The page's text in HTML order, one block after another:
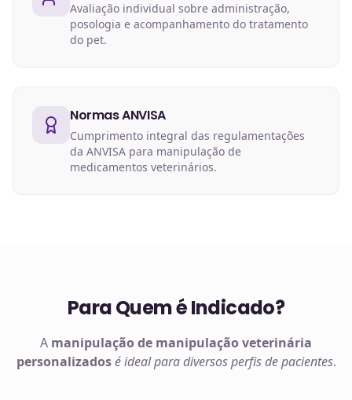
Avaliação individual sobre administração,
posologia e acompanhamento do tratamento
do pet.
Normas ANVISA
Cumprimento integral das regulamentações
da ANVISA para manipulação de
medicamentos veterinários.
Para Quem é Indicado?
A manipulação de manipulação veterinária
personalizados é ideal para diversos perfis de pacientes.